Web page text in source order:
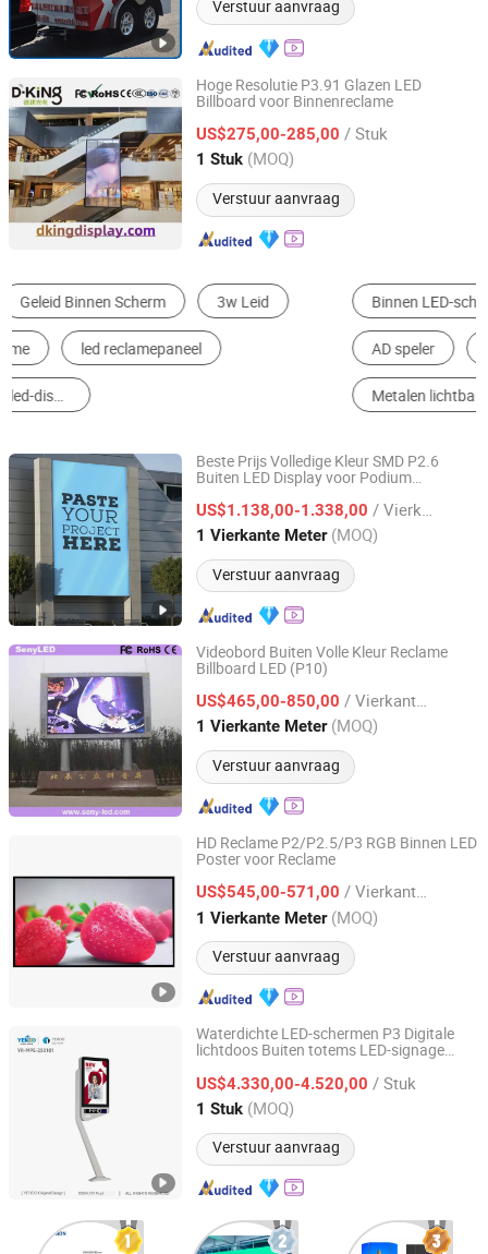
Verstuur aanvraag
Hoge Resolutie P3.91 Glazen LED
Billboard voor Binnenreclame
US$275,00-285,00 / Stuk
1 Stuk (MOQ)
Verstuur aanvraag
Shenzhen D-King Photoelectric Technology Co., Ltd.
Guangdong, China Sinds 2024
Binnen LED-scherm Buiten LED-scherm
AD speler LCD-Beeldscherm LED Strip Light
Metalen lichtbak
Beste Prijs Volledige Kleur SMD P2.6
Buiten LED Display voor Podium
US$1.138,00-1.338,00 / Vierkante Meter
1 Vierkante Meter (MOQ)
Verstuur aanvraag
Shenzhen Zhongxian Beixin Technology Co., Ltd.
Guangdong, China Sinds 2023
Videobord Buiten Volle Kleur Reclame
Billboard LED (P10)
US$465,00-850,00 / Vierkante Meter
1 Vierkante Meter (MOQ)
Verstuur aanvraag
Shenzhen Seny Technology Co., Ltd.
Guangdong, China Sinds 2015
HD Reclame P2/P2.5/P3 RGB Binnen LED
Poster voor Reclame
US$545,00-571,00 / Vierkante Meter
1 Vierkante Meter (MOQ)
Verstuur aanvraag
Quanzhou Xinrui Photoelectric Technology Co., Ltd.
Fujian, China Sinds 2016
Waterdichte LED-schermen P3 Digitale
lichtdoos Buiten totems LED-signage
US$4.330,00-4.520,00 / Stuk
1 Stuk (MOQ)
Verstuur aanvraag
GUANGZHOU YEROO STEEL STRUCTURE CO., LTD.
Guangdong, China Sinds 2008